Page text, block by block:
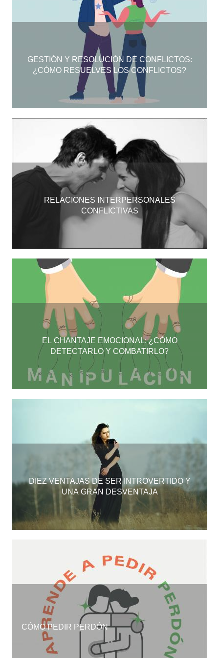
GESTIÓN Y RESOLUCIÓN DE CONFLICTOS:
¿CÓMO RESUELVES LOS CONFLICTOS?
RELACIONES INTERPERSONALES
CONFLICTIVAS
EL CHANTAJE EMOCIONAL: ¿CÓMO
DETECTARLO Y COMBATIRLO?
DIEZ VENTAJAS DE SER INTROVERTIDO Y
UNA GRAN DESVENTAJA
CÓMO PEDIR PERDÓN